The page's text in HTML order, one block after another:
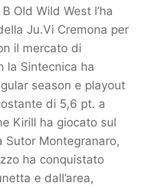
Old Wild West l’ha
Ju.Vi Cremona per
il mercato di
la Sintecnica ha
season e playout
di 5,6 pt. a
Kirill ha giocato sul
Sutor Montegranaro,
ha conquistato
e dall’area,